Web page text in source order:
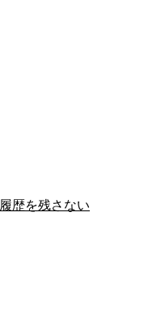
履歴を残さない